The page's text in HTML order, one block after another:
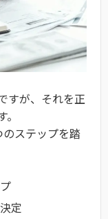
すが、それを正
ステップを踏
定